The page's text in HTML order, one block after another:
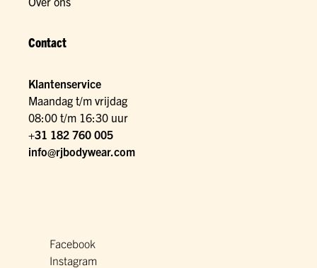
Contact
Klantenservice
Maandag t/m vrijdag
08:00 t/m 16:30 uur
+31 182 760 005
info@rjbodywear.com
Facebook
Instagram